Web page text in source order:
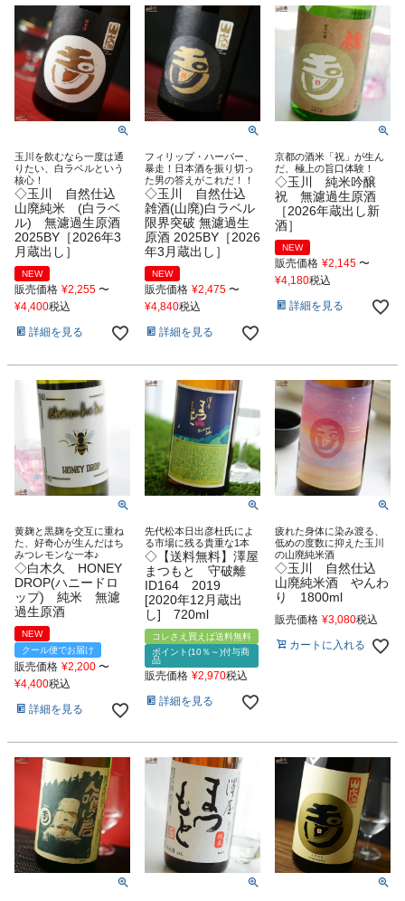
玉川を飲むなら一度は通
りたい、白ラベルという
核心！
◇玉川 自然仕込
山廃純米 (白ラベ
ル) 無濾過生原酒
2025BY［2026年3
月蔵出し］
NEW
販売価格 ¥2,255 〜
¥4,400税込
詳細を見る
フィリップ・ハーパー、
暴走！日本酒を振り切っ
た男の答えがこれだ！！
◇玉川 自然仕込
雑酒(山廃)白ラベル
限界突破 無濾過生
原酒 2025BY［2026
年3月蔵出し］
NEW
販売価格 ¥2,475 〜
¥4,840税込
詳細を見る
京都の酒米「祝」が生ん
だ、極上の旨口体験！
◇玉川 純米吟醸
祝 無濾過生原酒
［2026年蔵出し新
酒］
NEW
販売価格 ¥2,145 〜
¥4,180税込
詳細を見る
黄麹と黒麹を交互に重ね
た、好奇心が生んだはち
みつレモンな一本♪
◇白木久 HONEY
DROP(ハニードロ
ップ) 純米 無濾
過生原酒
NEW
クール便でお届け
販売価格 ¥2,200 〜
¥4,400税込
詳細を見る
先代松本日出彦杜氏によ
る市場に残る貴重な1本
◇【送料無料】澤屋
まつもと 守破離
ID164 2019
[2020年12月蔵出
し] 720ml
コレさえ買えば送料無料
ポイント(10％～)付与商
品
販売価格 ¥2,970税込
詳細を見る
疲れた身体に染み渡る、
低めの度数に抑えた玉川
の山廃純米酒
◇玉川 自然仕込
山廃純米酒 やんわ
り 1800ml
販売価格 ¥3,080税込
カートに入れる